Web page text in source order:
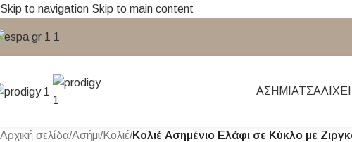
Skip to navigation Skip to main content
ΑΣΉΜΙ ΑΤΣΆΛΙ
Αρχική σελίδα/Ασήμι/Κολιέ/Κολιέ Ασημένιο Ελάφι σε Κύκλο με